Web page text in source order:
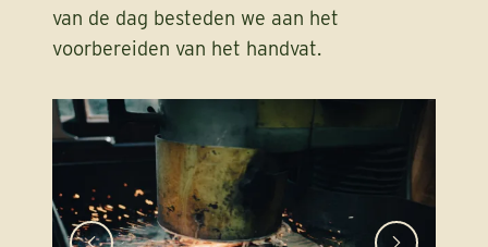
van de dag besteden we aan het
voorbereiden van het handvat.